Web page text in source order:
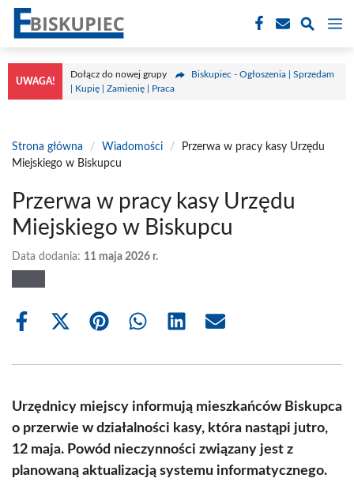
Przejdź
treści
UWAGA!
Dołącz do nowej grupy
Biskupiec - Ogłoszenia | Sprzedam
| Kupię | Zamienię | Praca
Strona główna / Wiadomości /
Przerwa w pracy kasy Urzędu
Miejskiego w Biskupcu
Przerwa w pracy kasy Urzędu
Miejskiego w Biskupcu
Data dodania: 11 maja 2026 r.
Share
Share
(Twitter)
Share Share Share Share
Urzędnicy miejscy informują mieszkańców Biskupca
o przerwie w działalności kasy, która nastąpi jutro,
12 maja. Powód nieczynności związany jest z
planowaną aktualizacją systemu informatycznego.